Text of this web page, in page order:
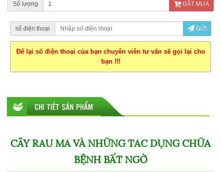
Số lượng ĐẶT MUA
số điện thoại GỬI
Để lại số điện thoại của bạn chuyên viên tư vấn sẽ gọi lại cho
bạn !!!
CHI TIẾT SẢN PHẨM
CÂY RAU MÁ VÀ NHỮNG TÁC DỤNG CHỮA
BỆNH BẤT NGỜ